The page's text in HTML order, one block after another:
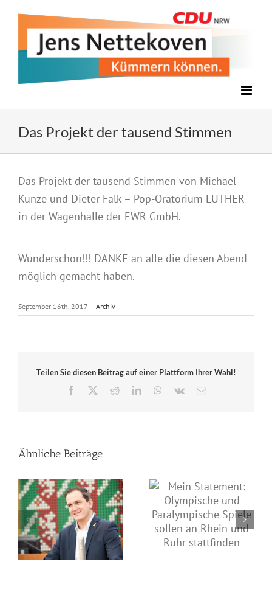
Das Projekt der tausend Stimmen
grösseres
Bild
Das Projekt der tausend Stimmen von Michael
Kunze und Dieter Falk – Pop-Oratorium LUTHER
in der Wagenhalle der EWR GmbH.
Wunderschön!!! DANKE an alle die diesen Abend
möglich gemacht haben.
September 16th, 2017 | Archiv
Teilen Sie diesen Beitrag auf einer Plattform Ihrer Wahl!
Facebook
RedditLinkedInWhatsApp
Vk
E-
Ähnliche Beiträge
Mein Statement:
Olympische und
Paralympische Spiele
sollen an Rhein und
Ruhr stattfinden
Mein Statement zu den
Finals Rhein-Ruhr
2020